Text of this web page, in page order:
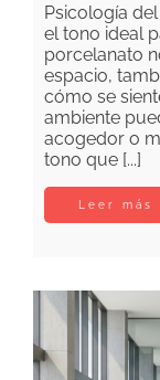
Psicología
el tono ideal
porcelanato
espacio,
cómo se
ambiente
acogedor o
tono que [...]
Leer más